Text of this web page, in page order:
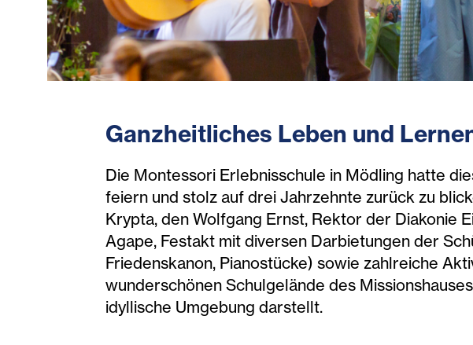
Ganzheitliches Leben und
Die Montessori Erlebnisschule in Mödling hatte
feiern und stolz auf drei Jahrzehnte zurück zu
Krypta, den Wolfgang Ernst, Rektor der Diakonie
Agape, Festakt mit diversen Darbietungen der
Friedenskanon, Pianostücke) sowie zahlreiche
wunderschönen Schulgelände des
idyllische Umgebung darstellt.